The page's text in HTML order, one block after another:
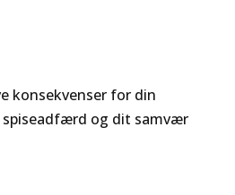
konsekvenser for din
og dit samvær